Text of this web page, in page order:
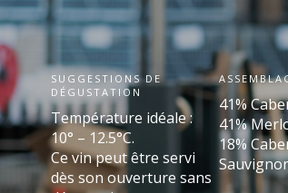
SUGGESTIONS DE
DÉGUSTATION
Température idéale :
10° – 12.5°C.
Ce vin peut être servi
dès son ouverture sans
41%
41%
18%